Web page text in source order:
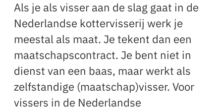
Als je als visser aan de slag gaat in de
Nederlandse kottervisserij werk je
meestal als maat. Je tekent dan een
maatschapscontract. Je bent niet in
dienst van een baas, maar werkt als
zelfstandige (maatschap)visser. Voor
vissers in de Nederlandse